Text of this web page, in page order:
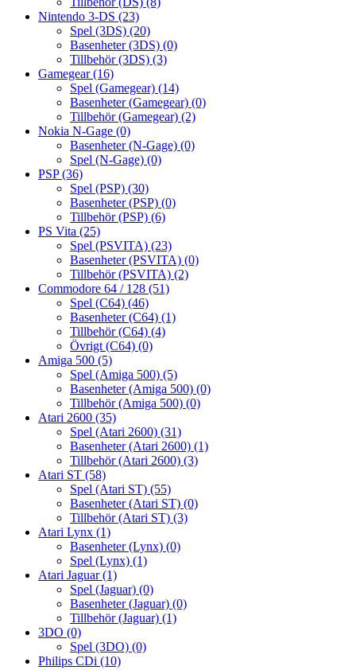
Nintendo 3-DS (23)
Spel (3DS) (20)
Basenheter (3DS) (0)
Tillbehör (3DS) (3)
Gamegear(16)
Spel (Gamegear) (14)
Basenheter (Gamegear) (0)
Tillbehör (Gamegear) (2)
Nokia N-Gage (0)
Basenheter (N-Gage) (0)
Spel (N-Gage) (0)
PSP(36)
Spel (PSP) (30)
Basenheter (PSP) (0)
Tillbehör (PSP) (6)
PS Vita (25)
Spel (PSVITA) (23)
Basenheter (PSVITA) (0)
Tillbehör (PSVITA) (2)
Commodore 64 / 128 (51)
Spel (C64) (46)
Basenheter (C64) (1)
Tillbehör (C64) (4)
Övrigt (C64) (0)
Amiga 500 (5)
Spel (Amiga 500) (5)
Basenheter (Amiga 500) (0)
Tillbehör (Amiga 500) (0)
Atari 2600 (35)
Spel (Atari 2600) (31)
Basenheter (Atari 2600) (1)
Tillbehör (Atari 2600) (3)
Atari ST (58)
Spel (Atari ST) (55)
Basenheter (Atari ST) (0)
Tillbehör (Atari ST) (3)
Atari Lynx (1)
Basenheter (Lynx) (0)
Spel (Lynx) (1)
Atari Jaguar(1)
Spel (Jaguar) (0)
Basenheter (Jaguar) (0)
Tillbehör (Jaguar) (1)
3DO (0)
Spel (3DO) (0)
Philips CDi (10)